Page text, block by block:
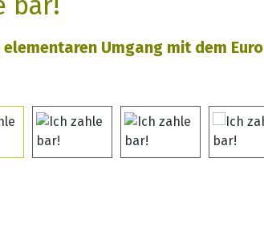
elementaren Umgang mit dem Euro